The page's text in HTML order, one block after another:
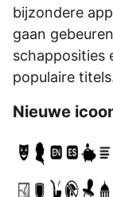
bijzondere
gaan
schapposities
populaire
Nieuwe